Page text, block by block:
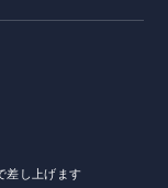
差し上げます